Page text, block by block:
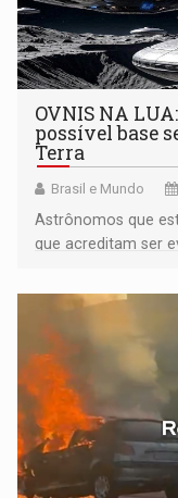
OVNIS NA
possível base
Terra
Brasil e Mundo
Astrônomos que
que acreditam ser
órbita